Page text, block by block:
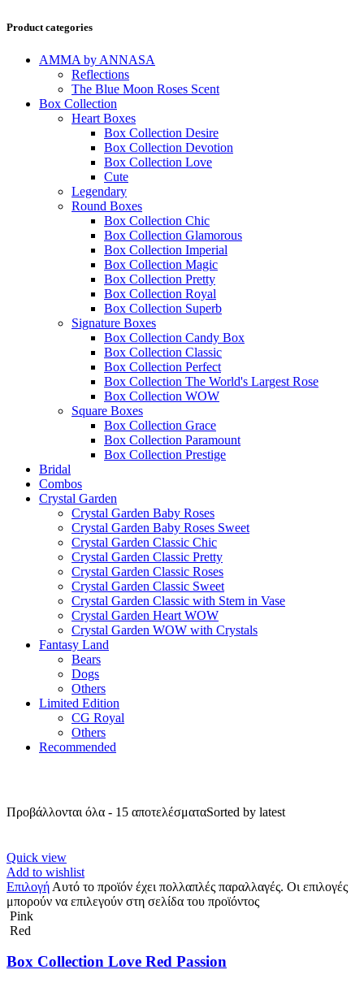
Product categories
AMMA by ANNASA
Reflections
The Blue Moon Roses Scent
Box Collection
Heart Boxes
Box Collection Desire
Box Collection Devotion
Box Collection Love
Cute
Legendary
Round Boxes
Box Collection Chic
Box Collection Glamorous
Box Collection Imperial
Box Collection Magic
Box Collection Pretty
Box Collection Royal
Box Collection Superb
Signature Boxes
Box Collection Candy Box
Box Collection Classic
Box Collection Perfect
Box Collection The World's Largest Rose
Box Collection WOW
Square Boxes
Box Collection Grace
Box Collection Paramount
Box Collection Prestige
Bridal
Combos
Crystal Garden
Crystal Garden Baby Roses
Crystal Garden Baby Roses Sweet
Crystal Garden Classic Chic
Crystal Garden Classic Pretty
Crystal Garden Classic Roses
Crystal Garden Classic Sweet
Crystal Garden Classic with Stem in Vase
Crystal Garden Heart WOW
Crystal Garden WOW with Crystals
Fantasy Land
Bears
Dogs
Others
Limited Edition
CG Royal
Others
Recommended
Προβάλλονται όλα - 15 αποτελέσματαSorted by latest
Quick view
Add to wishlist
Επιλογή Αυτό το προϊόν έχει πολλαπλές παραλλαγές. Οι επιλογές
μπορούν να επιλεγούν στη σελίδα του προϊόντος
Pink
Red
Box Collection Love Red Passion